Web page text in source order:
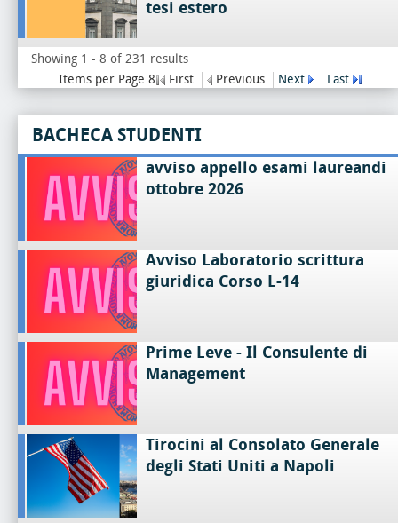
tesi estero
Showing 1 - 8 of 231 results
Items per Page 8
First Previous Next Last
BACHECA STUDENTI
avviso appello esami laureandi
ottobre 2026
Avviso Laboratorio scrittura
giuridica Corso L-14
Prime Leve - Il Consulente di
Management
Tirocini al Consolato Generale
degli Stati Uniti a Napoli